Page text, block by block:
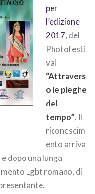
per
l’edizione
2017, del
Photofesti
val
“Attravers
o le pieghe
del
tempo”. Il
riconoscim
ento arriva
dopo una lunga
Lgbt romano, di